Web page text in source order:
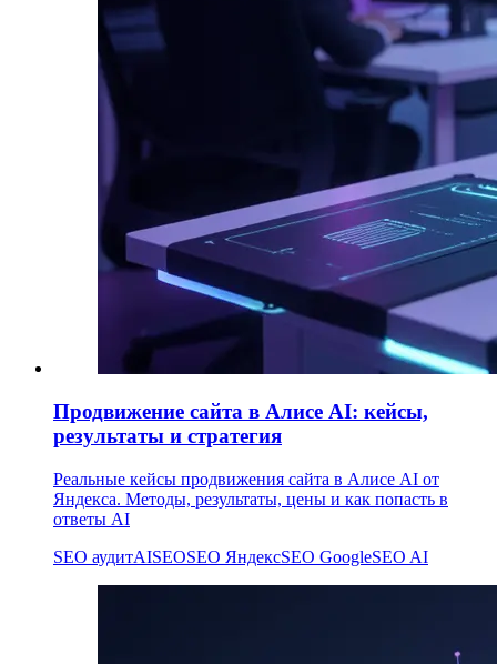
Продвижение сайта в Алисе AI: кейсы,
результаты и стратегия
Реальные кейсы продвижения сайта в Алисе AI от
Яндекса. Методы, результаты, цены и как попасть в
ответы AI
SEO аудитAISEOSEO ЯндексSEO GoogleSEO AI